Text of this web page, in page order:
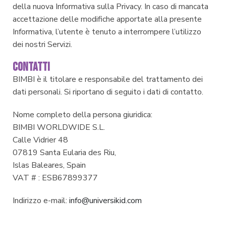
della nuova Informativa sulla Privacy. In caso di mancata
accettazione delle modifiche apportate alla presente
Informativa, l’utente è tenuto a interrompere l’utilizzo
dei nostri Servizi.
CONTATTI
BIMBI è il titolare e responsabile del trattamento dei
dati personali. Si riportano di seguito i dati di contatto.
Nome completo della persona giuridica:
BIMBI WORLDWIDE S.L.
Calle Vidrier 48
07819 Santa Eularia des Riu,
Islas Baleares, Spain
VAT # : ESB67899377
Indirizzo e-mail: info@universikid.com